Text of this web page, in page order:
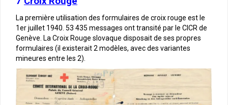
La première utilisation des formulaires de croix rouge est le
1er juillet 1940. 53 435 messages ont transité par le CICR de
Genève. La Croix Rouge slovaque disposait de ses propres
formulaires (il existerait 2 modèles, avec des variantes
mineures entre les 2).